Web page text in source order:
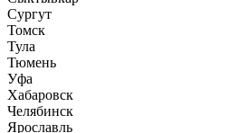
Сургут
Томск
Тула
Тюмень
Уфа
Хабаровск
Челябинск
Ярославль